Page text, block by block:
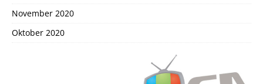
November 2020
Oktober 2020